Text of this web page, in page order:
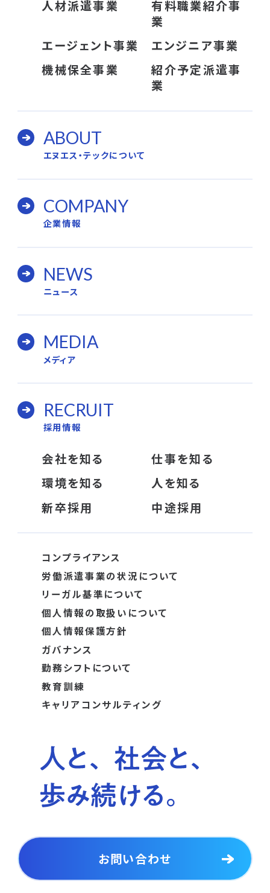
人材派遣事業
有料職業紹介事
業
エージェント事業
エンジニア事業
機械保全事業
紹介予定派遣事
業
ABOUT
エヌエス・テックについて
COMPANY
企業情報
NEWS
ニュース
MEDIA
メディア
RECRUIT
採用情報
会社を知る
仕事を知る
環境を知る
人を知る
新卒採用
中途採用
コンプライアンス
労働派遣事業の状況について
リーガル基準について
個人情報の取扱いについて
個人情報保護方針
ガバナンス
勤務シフトについて
教育訓練
キャリアコンサルティング
お問い合わせ